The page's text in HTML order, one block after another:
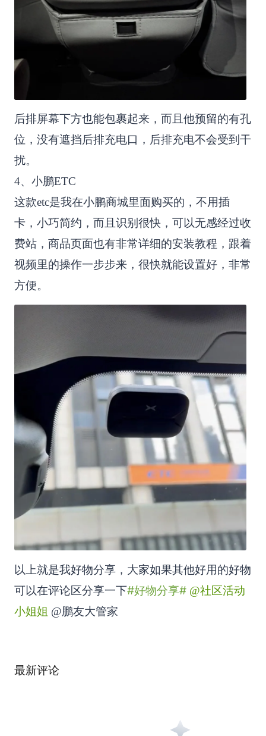
后排屏幕下方也能包裹起来，而且他预留的有孔
位，没有遮挡后排充电口，后排充电不会受到干
扰。
4、小鹏ETC
这款etc是我在小鹏商城里面购买的，不用插
卡，小巧简约，而且识别很快，可以无感经过收
费站，商品页面也有非常详细的安装教程，跟着
视频里的操作一步步来，很快就能设置好，非常
方便。
以上就是我好物分享，大家如果其他好用的好物
可以在评论区分享一下#好物分享# @社区活动
小姐姐 @鹏友大管家
最新评论